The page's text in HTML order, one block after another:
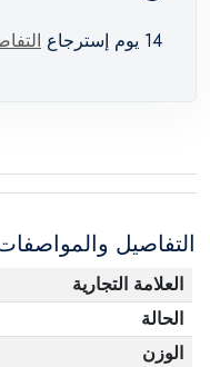
14 يوم إسترجاع
التفاصيل
العلامة التجارية
الحالة
الوزن